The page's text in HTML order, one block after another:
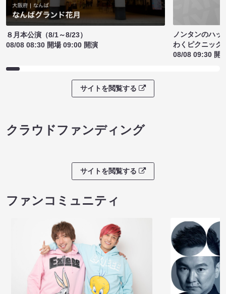
８月本公演（8/1～8/23）
08/08 08:30 開場 09:00 開演
ノンタンのハッ
わくピクニック
08/08 09:30 開
サイトを閲覧する
クラウドファンディング
サイトを閲覧する
ファンコミュニティ